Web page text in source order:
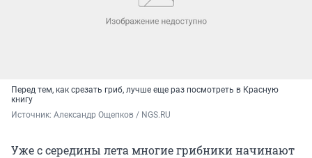
Перед тем, как срезать гриб, лучше еще раз посмотреть в Красную
книгу
Источник: Александр Ощепков / NGS.RU
Уже с середины лета многие грибники начинают